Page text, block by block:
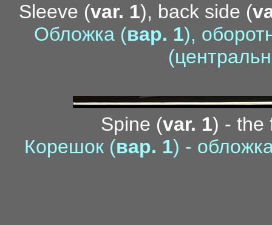
Sleeve (var. 1), back side (
Обложка (вар. 1),
Spine (var. 1) - the
Корешок (вар. 1) -